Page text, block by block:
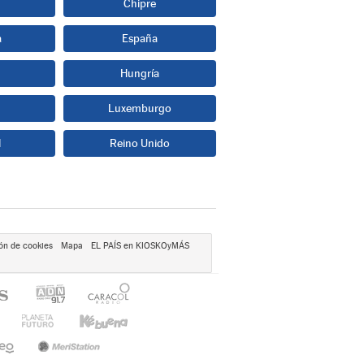
Chipre
España
Hungría
Luxemburgo
Reino Unido
de cookies Mapa
EL PAÍS en KIOSKOyMÁS